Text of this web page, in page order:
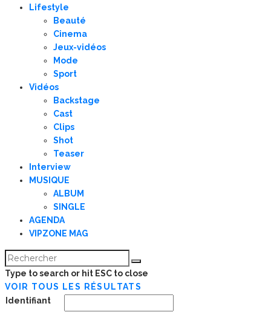
Lifestyle
Beauté
Cinema
Jeux-vidéos
Mode
Sport
Vidéos
Backstage
Cast
Clips
Shot
Teaser
Interview
MUSIQUE
ALBUM
SINGLE
AGENDA
VIPZONE MAG
Type to search or hit ESC to close
VOIR TOUS LES RÉSULTATS
Identifiant